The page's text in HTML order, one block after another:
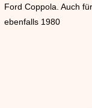
Ford Coppola. Auch
ebenfalls 1980